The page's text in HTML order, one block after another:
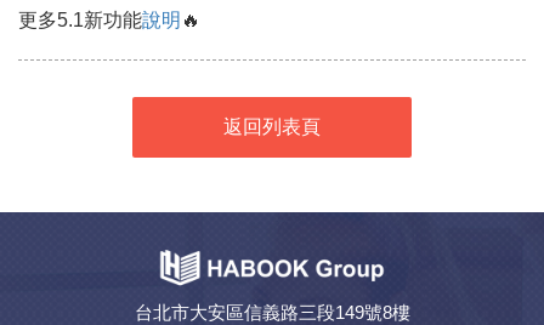
更多5.1新功能說明 🔥
返回列表頁
台北市大安區信義路三段149號8樓